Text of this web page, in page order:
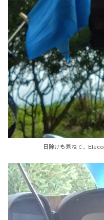
日除けも兼ねて、